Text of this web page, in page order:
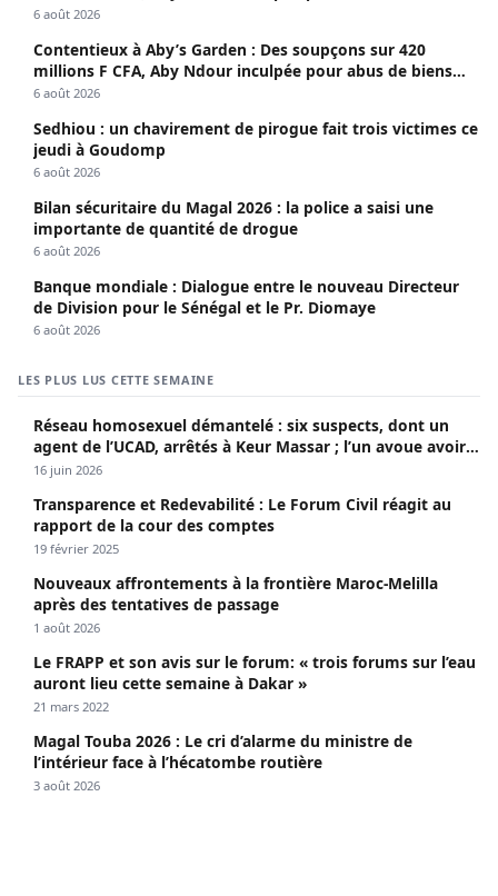
sociaux
6 août 2026
Contentieux à Aby’s Garden : Des soupçons sur 420
millions F CFA, Aby Ndour inculpée pour abus de biens
sociaux
6 août 2026
Sedhiou : un chavirement de pirogue fait trois victimes ce
jeudi à Goudomp
6 août 2026
Bilan sécuritaire du Magal 2026 : la police a saisi une
importante de quantité de drogue
6 août 2026
Banque mondiale : Dialogue entre le nouveau Directeur
de Division pour le Sénégal et le Pr. Diomaye
6 août 2026
LES PLUS LUS CETTE SEMAINE
Réseau homosexuel démantelé : six suspects, dont un
agent de l’UCAD, arrêtés à Keur Massar ; l’un avoue avoir
propagé le VIH depuis 2018
16 juin 2026
Transparence et Redevabilité : Le Forum Civil réagit au
rapport de la cour des comptes
19 février 2025
Nouveaux affrontements à la frontière Maroc-Melilla
après des tentatives de passage
1 août 2026
Le FRAPP et son avis sur le forum: « trois forums sur l’eau
auront lieu cette semaine à Dakar »
21 mars 2022
Magal Touba 2026 : Le cri d’alarme du ministre de
l’intérieur face à l’hécatombe routière
3 août 2026